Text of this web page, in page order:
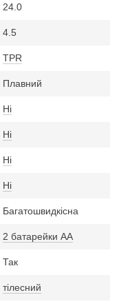
24.0
4.5
TPR
Плавний
Ні
Ні
Ні
Ні
Багатошвидкісна
2 батарейки АА
Так
тілесний